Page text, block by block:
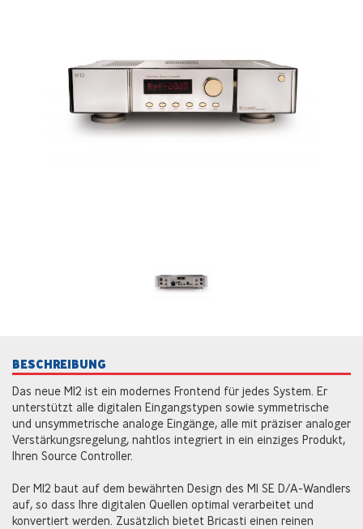
BESCHREIBUNG
Das neue M12 ist ein modernes Frontend für jedes System. Er
unterstützt alle digitalen Eingangstypen sowie symmetrische
und unsymmetrische analoge Eingänge, alle mit präziser analoger
Verstärkungsregelung, nahtlos integriert in ein einziges Produkt,
Ihren Source Controller.
Der M12 baut auf dem bewährten Design des M1 SE D/A-Wandlers
auf, so dass Ihre digitalen Quellen optimal verarbeitet und
konvertiert werden. Zusätzlich bietet Bricasti einen reinen